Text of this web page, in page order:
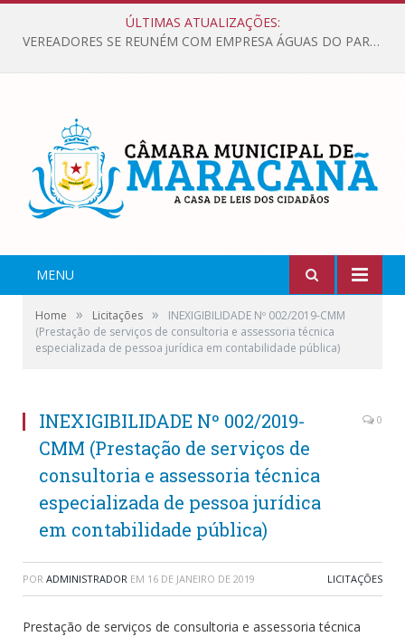
ÚLTIMAS ATUALIZAÇÕES:
VEREADORES SE REUNÉM COM EMPRESA ÁGUAS DO PARÁ, PARA APRESENTAR REIVINDICAÇÕES E MELHORIAS NA QUALIDADE DOS SERVIÇOS OFERECIDOS Á POPULAÇÃO.
MENU
Home » Licitações »
INEXIGIBILIDADE Nº 002/2019-CMM
(Prestação de serviços de consultoria e assessoria técnica
especializada de pessoa jurídica em contabilidade pública)
INEXIGIBILIDADE Nº 002/2019-
CMM (Prestação de serviços de
consultoria e assessoria técnica
especializada de pessoa jurídica
em contabilidade pública)
0
POR ADMINISTRADOR EM 16 DE JANEIRO DE 2019 LICITAÇÕES
Prestação de serviços de consultoria e assessoria técnica